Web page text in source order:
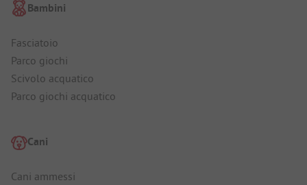
Bambini
Fasciatoio
Parco giochi
Scivolo acquatico
Parco giochi acquatico
Cani
Cani ammessi